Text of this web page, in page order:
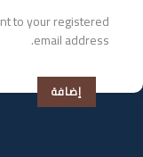
to your registered
email address.